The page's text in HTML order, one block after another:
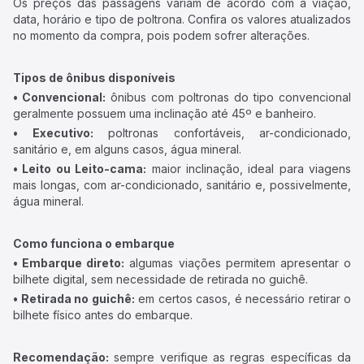
Os preços das passagens variam de acordo com a viação,
data, horário e tipo de poltrona. Confira os valores atualizados
no momento da compra, pois podem sofrer alterações.
Tipos de ônibus disponíveis
• Convencional: ônibus com poltronas do tipo convencional
geralmente possuem uma inclinação até 45º e banheiro.
• Executivo: poltronas confortáveis, ar-condicionado,
sanitário e, em alguns casos, água mineral.
• Leito ou Leito-cama: maior inclinação, ideal para viagens
mais longas, com ar-condicionado, sanitário e, possivelmente,
água mineral.
Como funciona o embarque
• Embarque direto: algumas viações permitem apresentar o
bilhete digital, sem necessidade de retirada no guichê.
• Retirada no guichê: em certos casos, é necessário retirar o
bilhete físico antes do embarque.
Recomendação: sempre verifique as regras específicas da